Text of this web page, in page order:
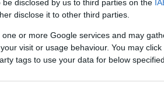
disclosed by us to third parties on the
disclose it to other third parties.
or more Google services and may
visit or usage behaviour. You may
tags to use your data for below
τώρα να εκφράσω τη γνώμη
με μια ζεστή γλώσσα,
, με ατμόσφαιρα ελληνική/